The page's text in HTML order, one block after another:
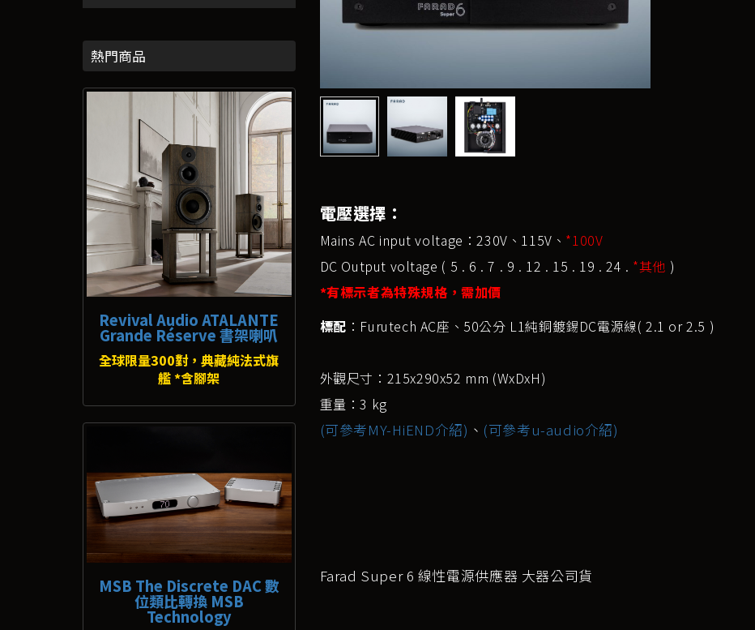
熱門商品
Revival Audio ATALANTE
Grande Réserve 書架喇叭
全球限量300對，典藏純法式旗
艦 *含腳架
MSB The Discrete DAC 數
位類比轉換 MSB
Technology
電壓選擇：
Mains AC input voltage：230V、115V、 *100V
DC Output voltage ( 5 . 6 . 7 . 9 . 12 . 15 . 19 . 24 . *其他 )
*有標示者為特殊規格，需加價
標配 ：Furutech AC座、50公分 L1純銅鍍錫DC電源線( 2.1 or 2.5 )
外觀尺寸：215x290x52 mm (WxDxH)
重量：3 kg
(可參考MY-HiEND介紹) 、 (可參考u-audio介紹)
Farad Super 6 線性電源供應器 大器公司貨